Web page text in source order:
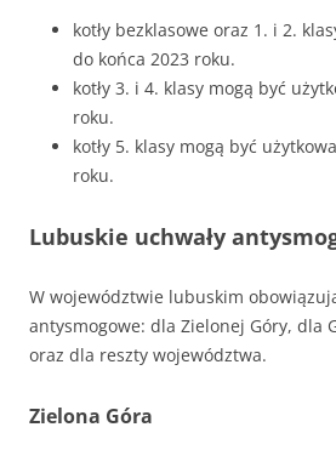
kotły bezklasowe oraz 1. i 2.
do końca 2023 roku.
kotły 3. i 4. klasy mogą być
roku.
kotły 5. klasy mogą być
roku.
Lubuskie uchwały
W województwie lubuskim
antysmogowe: dla Zielonej Góry, dla
oraz dla reszty województwa.
Zielona Góra